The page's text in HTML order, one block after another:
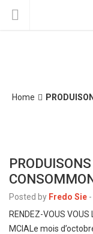
Home
Posted by Fredo Sie -
RENDEZ-VOUS
MCIALe mois